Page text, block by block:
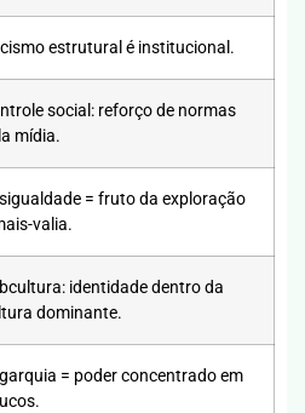
estrutural é institucional.
social: reforço de normas
mídia.
= fruto da exploração
valia.
identidade dentro da
dominante.
= poder concentrado em